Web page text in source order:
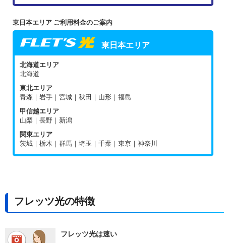
東日本エリア ご利用料金のご案内
東日本エリア
北海道エリア
北海道
東北エリア
青森｜岩手｜宮城｜秋田｜山形｜福島
甲信越エリア
山梨｜長野｜新潟
関東エリア
茨城｜栃木｜群馬｜埼玉｜千葉｜東京｜神奈川
フレッツ光の特徴
フレッツ光は速い